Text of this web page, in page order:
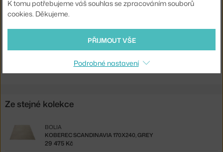
Ze stejné kolekce
KOBEREC SCANDINAVIA 170X240, GREY
BOLIA
29 475 Kč
K tomu potřebujeme váš souhlas se zpracováním souborů
cookies. Děkujeme.
PŘIJMOUT VŠE
Podrobné nastavení